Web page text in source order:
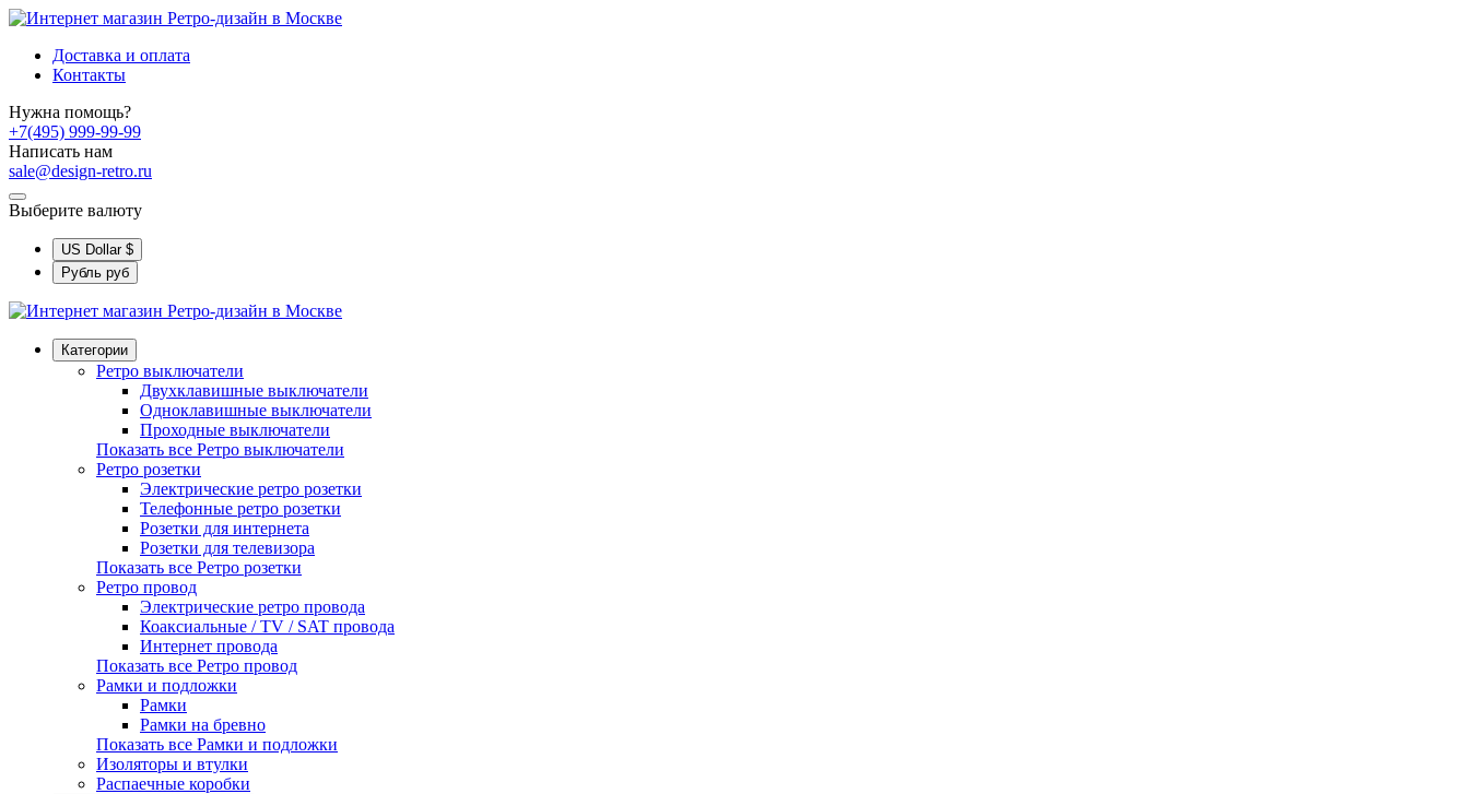
Доставка и оплата
Контакты
Нужна помощь?
+7(495) 999-99-99
Написать нам
sale@design-retro.ru
Выберите валюту
US Dollar $
Рубль руб
Категории
Ретро выключатели
Двухклавишные выключатели
Одноклавишные выключатели
Проходные выключатели
Показать все Ретро выключатели
Ретро розетки
Электрические ретро розетки
Телефонные ретро розетки
Розетки для интернета
Розетки для телевизора
Показать все Ретро розетки
Ретро провод
Электрические ретро провода
Коаксиальные / TV / SAT провода
Интернет провода
Показать все Ретро провод
Рамки и подложки
Рамки
Рамки на бревно
Показать все Рамки и подложки
Изоляторы и втулки
Распаечные коробки